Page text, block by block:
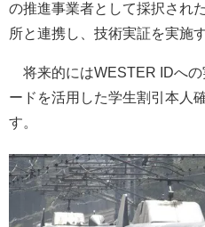
の推進事業者として採択され
所と連携し、技術実証を実施す
将来的にはWESTER IDへの
ードを活用した学生割引本人
す。